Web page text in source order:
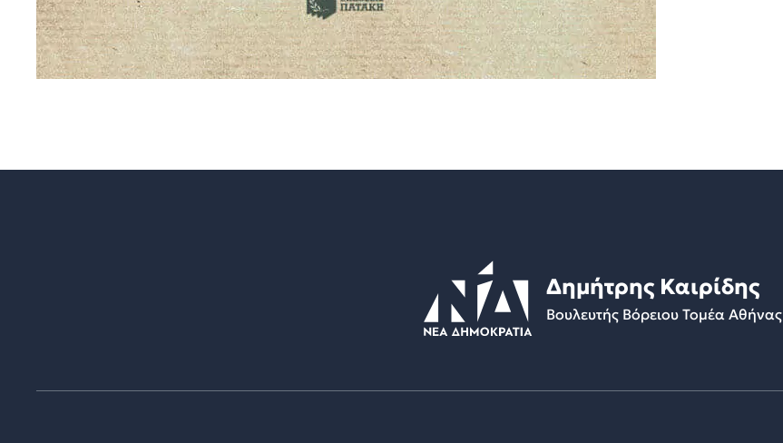
Δημήτρης Καιρίδης
Βουλευτής Βόρειου Τομέα Αθήνας